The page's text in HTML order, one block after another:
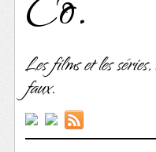
Les films et les
faux.